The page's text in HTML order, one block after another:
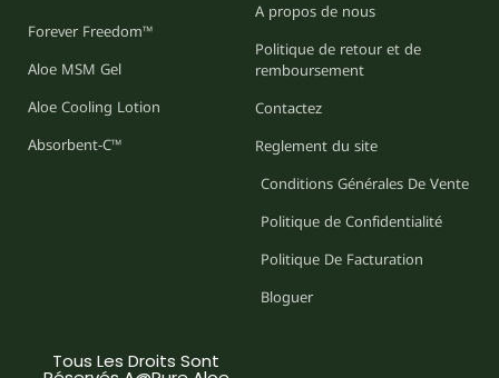
Forever Freedom™
Aloe MSM Gel
Aloe Cooling Lotion
Absorbent-C™
A propos de nous
Politique de retour et de
remboursement
Contactez
Reglement du site
Conditions Générales De Vente
Politique de Confidentialité
Politique De Facturation
Bloguer
Tous Les Droits Sont